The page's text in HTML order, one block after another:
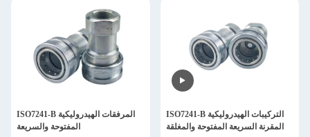
ISO7241-B المرفقات الهيدروليكية
المفتوحة والسريعة
ISO7241-B التركيبات الهيدروليكية
المقرنة السريعة المفتوحة والمغلقة